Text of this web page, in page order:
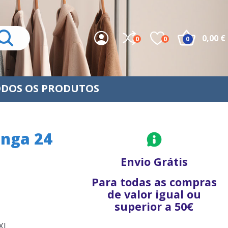
0 0 0,00 €
0
OS PRODUTOS
24
Envio Grátis
Para todas as compras
de valor igual ou
superior a 50€